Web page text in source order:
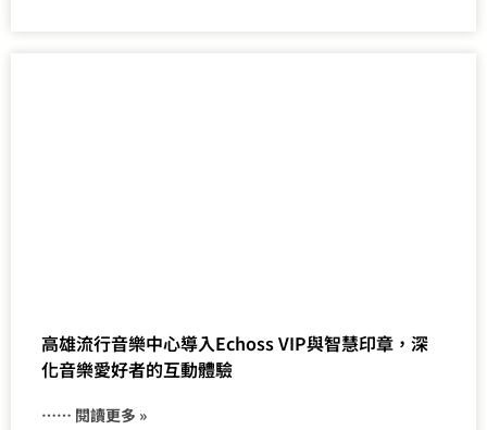
高雄流行音樂中心導入Echoss VIP與智慧印章，深
化音樂愛好者的互動體驗
⋯⋯ 閱讀更多 »